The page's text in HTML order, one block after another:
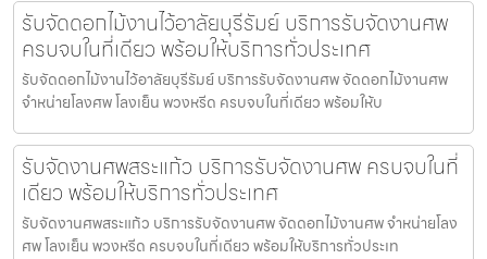
รับจัดดอกไม้งานไว้อาลัยบุรีรัมย์ บริการรับจัดงานศพ
ครบจบในที่เดียว พร้อมให้บริการทั่วประเทศ
รับจัดดอกไม้งานไว้อาลัยบุรีรัมย์ บริการรับจัดงานศพ จัดดอกไม้งานศพ
จำหน่ายโลงศพ โลงเย็น พวงหรีด ครบจบในที่เดียว พร้อมให้บ
รับจัดงานศพสระแก้ว บริการรับจัดงานศพ ครบจบในที่
เดียว พร้อมให้บริการทั่วประเทศ
รับจัดงานศพสระแก้ว บริการรับจัดงานศพ จัดดอกไม้งานศพ จำหน่ายโลง
ศพ โลงเย็น พวงหรีด ครบจบในที่เดียว พร้อมให้บริการทั่วประเท